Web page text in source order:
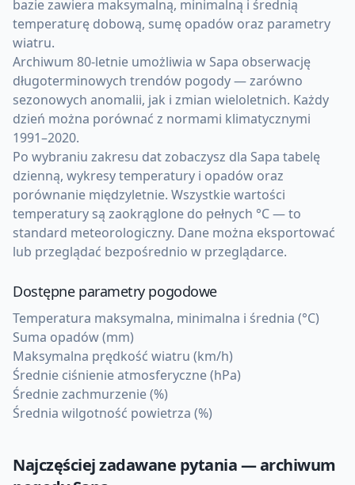
bazie zawiera maksymalną, minimalną i średnią
temperaturę dobową, sumę opadów oraz parametry
wiatru.
Archiwum 80-letnie umożliwia w Sapa obserwację
długoterminowych trendów pogody — zarówno
sezonowych anomalii, jak i zmian wieloletnich. Każdy
dzień można porównać z normami klimatycznymi
1991–2020.
Po wybraniu zakresu dat zobaczysz dla Sapa tabelę
dzienną, wykresy temperatury i opadów oraz
porównanie międzyletnie. Wszystkie wartości
temperatury są zaokrąglone do pełnych °C — to
standard meteorologiczny. Dane można eksportować
lub przeglądać bezpośrednio w przeglądarce.
Dostępne parametry pogodowe
Temperatura maksymalna, minimalna i średnia (°C)
Suma opadów (mm)
Maksymalna prędkość wiatru (km/h)
Średnie ciśnienie atmosferyczne (hPa)
Średnie zachmurzenie (%)
Średnia wilgotność powietrza (%)
Najczęściej zadawane pytania — archiwum